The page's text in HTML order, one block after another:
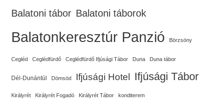
Balatoni tábor Balatoni táborok
Balatonkeresztúr Panzió Börzsöny
Cegléd Ceglédfürdő Ceglédfürdő Ifjúsági Tábor Duna Duna tábor
Dél-Dunántúl Dömsöd Ifjúsági Hotel Ifjúsági Tábor
Királyrét Királyrét Fogadó Királyrét Tábor konditerem